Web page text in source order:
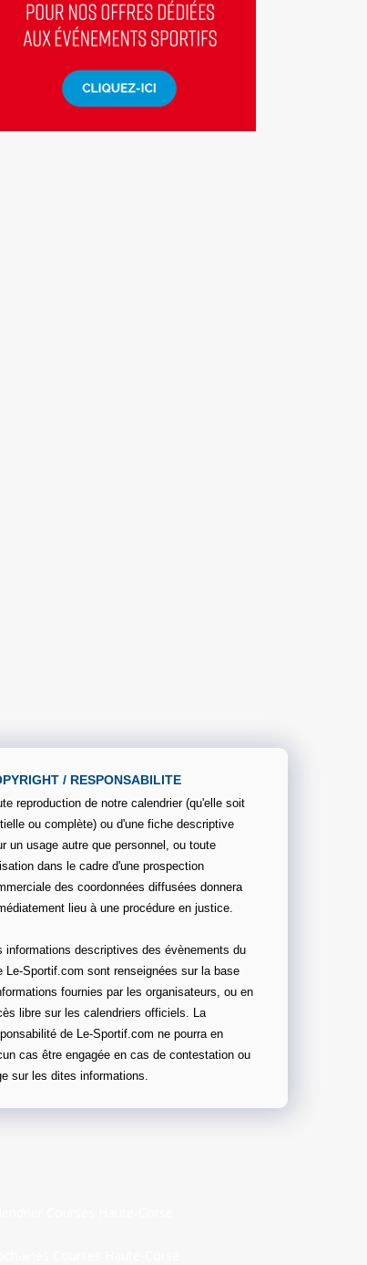
/ RESPONSABILITE
reproduction de notre calendrier (qu'elle soit
ou complète) ou d'une fiche descriptive
un usage autre que personnel, ou toute
dans le cadre d'une prospection
des coordonnées diffusées donnera
lieu à une procédure en justice.
informations descriptives des évènements du
Le-Sportif.com sont renseignées sur la base
fournies par les organisateurs, ou en
libre sur les calendriers officiels. La
de Le-Sportif.com ne pourra en
cas être engagée en cas de contestation ou
sur les dites informations.